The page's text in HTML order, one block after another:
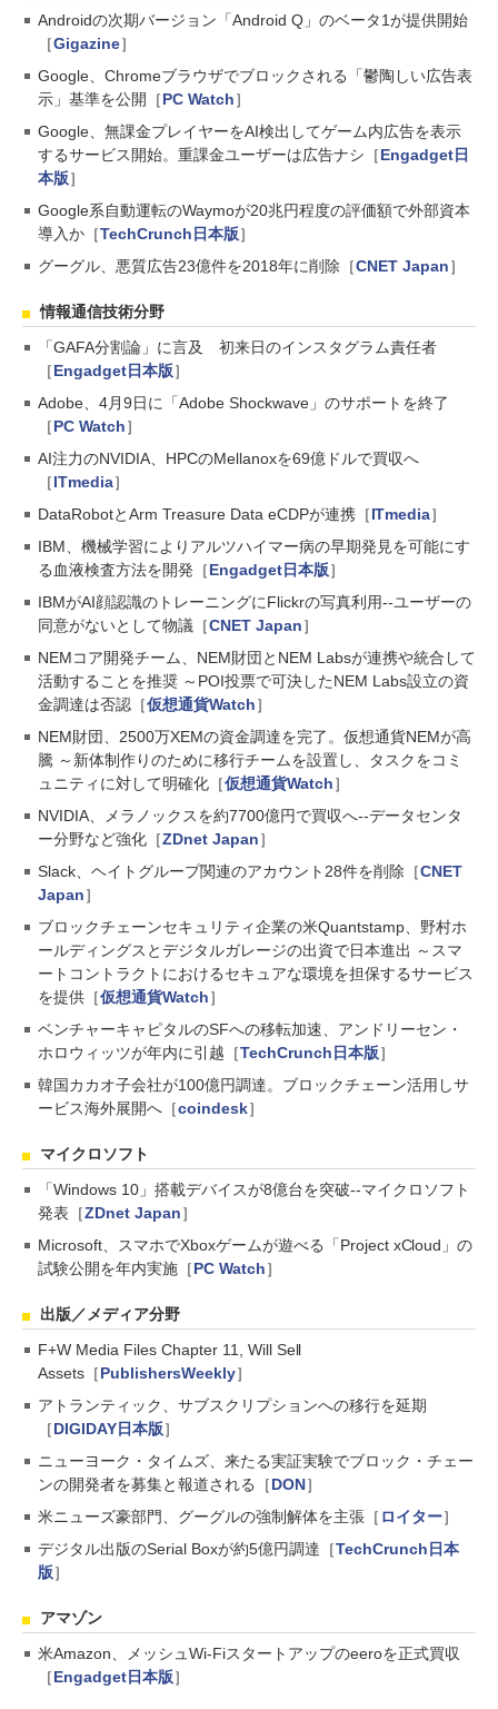
Androidの次期バージョン「Android Q」のベータ1が提供開始
［Gigazine］
Google、Chromeブラウザでブロックされる「鬱陶しい広告表
示」基準を公開［PC Watch］
Google、無課金プレイヤーをAI検出してゲーム内広告を表示
するサービス開始。重課金ユーザーは広告ナシ［Engadget日
本版］
Google系自動運転のWaymoが20兆円程度の評価額で外部資本
導入か［TechCrunch日本版］
グーグル、悪質広告23億件を2018年に削除［CNET Japan］
情報通信技術分野
「GAFA分割論」に言及 初来日のインスタグラム責任者
［Engadget日本版］
Adobe、4月9日に「Adobe Shockwave」のサポートを終了
［PC Watch］
AI注力のNVIDIA、HPCのMellanoxを69億ドルで買収へ
［ITmedia］
DataRobotとArm Treasure Data eCDPが連携［ITmedia］
IBM、機械学習によりアルツハイマー病の早期発見を可能にす
る血液検査方法を開発［Engadget日本版］
IBMがAI顔認識のトレーニングにFlickrの写真利用--ユーザーの
同意がないとして物議［CNET Japan］
NEMコア開発チーム、NEM財団とNEM Labsが連携や統合して
活動することを推奨 ～POI投票で可決したNEM Labs設立の資
金調達は否認［仮想通貨Watch］
NEM財団、2500万XEMの資金調達を完了。仮想通貨NEMが高
騰 ～新体制作りのために移行チームを設置し、タスクをコミ
ュニティに対して明確化［仮想通貨Watch］
NVIDIA、メラノックスを約7700億円で買収へ--データセンタ
ー分野など強化［ZDnet Japan］
Slack、ヘイトグループ関連のアカウント28件を削除［CNET
Japan］
ブロックチェーンセキュリティ企業の米Quantstamp、野村ホ
ールディングスとデジタルガレージの出資で日本進出 ～スマ
ートコントラクトにおけるセキュアな環境を担保するサービス
を提供［仮想通貨Watch］
ベンチャーキャピタルのSFへの移転加速、アンドリーセン・
ホロウィッツが年内に引越［TechCrunch日本版］
韓国カカオ子会社が100億円調達。ブロックチェーン活用しサ
ービス海外展開へ［coindesk］
マイクロソフト
「Windows 10」搭載デバイスが8億台を突破--マイクロソフト
発表［ZDnet Japan］
Microsoft、スマホでXboxゲームが遊べる「Project xCloud」の
試験公開を年内実施［PC Watch］
出版／メディア分野
F+W Media Files Chapter 11, Will Sell
Assets［PublishersWeekly］
アトランティック、サブスクリプションへの移行を延期
［DIGIDAY日本版］
ニューヨーク・タイムズ、来たる実証実験でブロック・チェー
ンの開発者を募集と報道される［DON］
米ニューズ豪部門、グーグルの強制解体を主張［ ロイター］
デジタル出版のSerial Boxが約5億円調達［TechCrunch日本
版］
アマゾン
米Amazon、メッシュWi-Fiスタートアップのeeroを正式買収
［Engadget日本版］